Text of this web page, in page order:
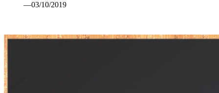
—03/10/2019